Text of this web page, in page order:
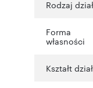
Rodzaj
Forma
własności
Kształt